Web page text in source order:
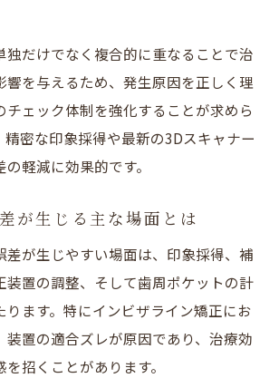
トラブルを防ぐ自衛策の実践法
科治療選びの判断基準
が少ない医院を見極める観点
やリスク説明の確認ポイント
比較で誤差対応力をチェック
の信頼性を高める質問の仕方
独だけでなく複合的に重なることで治
響を与えるため、発生原因を正しく理
チェック体制を強化することが求めら
精密な印象採得や最新の3Dスキャナー
軽減に効果的です。
が生じる主な場面とは
差が生じやすい場面は、印象採得、補
装置の調整、そして歯周ポケットの計
ります。特にインビザライン矯正にお
装置の適合ズレが原因であり、治療効
招くことがあります。